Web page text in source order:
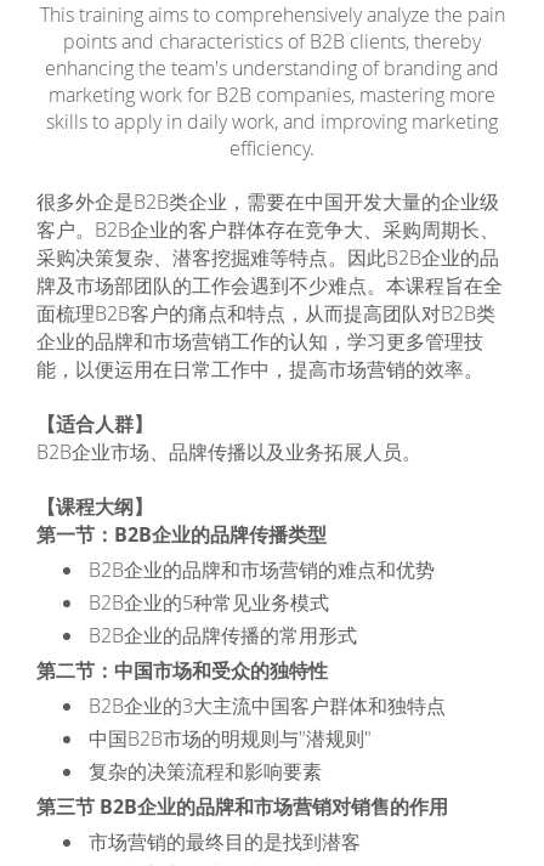
This training aims to comprehensively analyze the pain
points and characteristics of B2B clients, thereby
enhancing the team's understanding of branding and
marketing work for B2B companies, mastering more
skills to apply in daily work, and improving marketing
efficiency.
很多外企是B2B类企业，需要在中国开发大量的企业级
客户。B2B企业的客户群体存在竞争大、采购周期长、
采购决策复杂、潜客挖掘难等特点。因此B2B企业的品
牌及市场部团队的工作会遇到不少难点。本课程旨在全
面梳理B2B客户的痛点和特点，从而提高团队对B2B类
企业的品牌和市场营销工作的认知，学习更多管理技
能，以便运用在日常工作中，提高市场营销的效率。
【适合人群】
B2B企业市场、品牌传播以及业务拓展人员。
【课程大纲】
第一节：B2B企业的品牌传播类型
B2B企业的品牌和市场营销的难点和优势
B2B企业的5种常见业务模式
B2B企业的品牌传播的常用形式
第二节：中国市场和受众的独特性
B2B企业的3大主流中国客户群体和独特点
中国B2B市场的明规则与"潜规则"
复杂的决策流程和影响要素
第三节 B2B企业的品牌和市场营销对销售的作用
市场营销的最终目的是找到潜客